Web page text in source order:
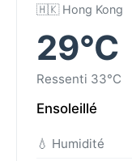
🇭🇰 Hong Kong
29°C
Ressenti 33°C
Ensoleillé
💧 Humidité